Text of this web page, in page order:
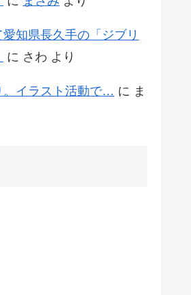
知県長久手の「ジブリ
に さわ より
。イラスト活動で… に ま